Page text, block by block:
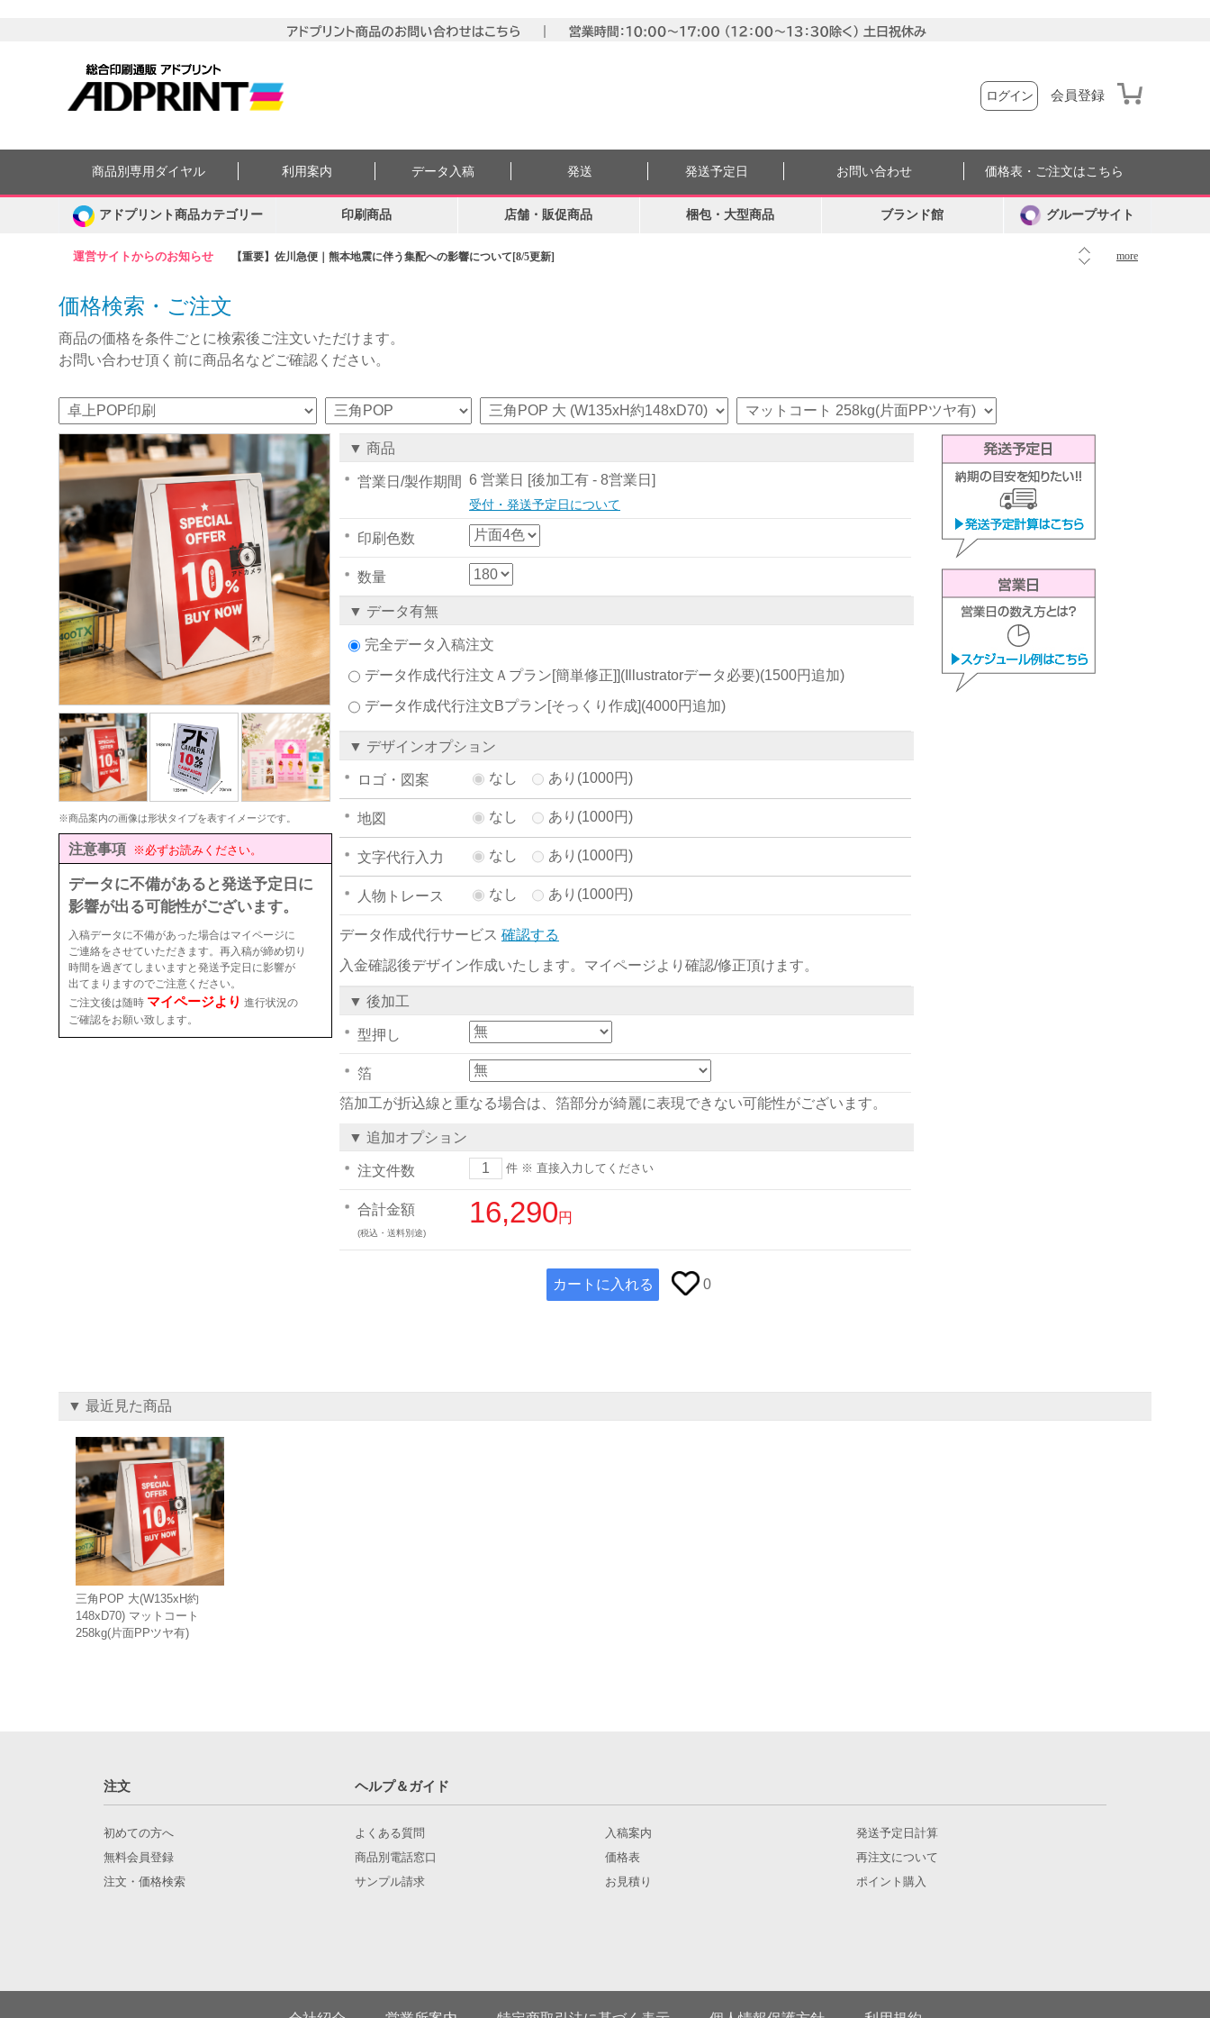
ログイン 会員登録
運営サイトからのお知らせ 【重要】佐川急便｜熊本地震に伴う集配への影響について[8/5更新] more
商品別専用ダイヤル 利用案内 データ入稿 発送 発送予定日 お問い合わせ 価格表・ご注文はこちら
アドプリント商品カテゴリー 印刷商品 店舗・販促商品 梱包・大型商品 ブランド館 グループサイト
価格検索・ご注文
商品の価格を条件ごとに検索後ご注文いただけます。
お問い合わせ頂く前に商品名などご確認ください。
※商品案内の画像は形状タイプを表すイメージです。
注意事項 ※必ずお読みください。
データに不備があると発送予定日に
影響が出る可能性がございます。
入稿データに不備があった場合はマイページに
ご連絡をさせていただきます。再入稿が締め切り
時間を過ぎてしまいますと発送予定日に影響が
出てまりますのでご注意ください。
ご注文後は随時 マイページより 進行状況の
ご確認をお願い致します。
▼ 商品
営業日/製作期間 6 営業日 [後加工有 - 8営業日]
受付・発送予定日について
印刷色数
数量
▼ データ有無
完全データ入稿注文
データ作成代行注文Ａプラン[簡単修正]](Illustratorデータ必要)(1500円追加)
データ作成代行注文Bプラン[そっくり作成](4000円追加)
▼ デザインオプション
ロゴ・図案 なし あり(1000円)
地図 なし あり(1000円)
文字代行入力 なし あり(1000円)
人物トレース なし あり(1000円)
データ作成代行サービス 確認する
入金確認後デザイン作成いたします。マイページより確認/修正頂けます。
▼ 後加工
型押し
箔
箔加工が折込線と重なる場合は、箔部分が綺麗に表現できない可能性がございます。
▼ 追加オプション
注文件数 件 ※ 直接入力してください
合計金額
(税込・送料別途)
16,290円
カートに入れる 0
▼ 最近見た商品
三角POP 大(W135xH約
148xD70) マットコート
258kg(片面PPツヤ有)
注文 ヘルプ＆ガイド
初めての方へ
無料会員登録
注文・価格検索
よくある質問
商品別電話窓口
サンプル請求
入稿案内
価格表
お見積り
発送予定日計算
再注文について
ポイント購入